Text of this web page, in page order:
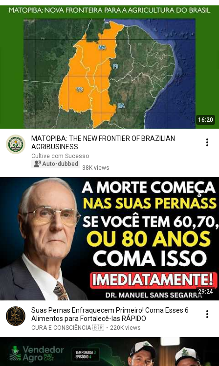
16:20
MATOPIBA: THE NEW FRONTIER OF BRAZILIAN
AGRIBUSINESS
Cultive com Sucesso
Auto-dubbed
38K views
29:24
Suas Pernas Enfraquecem Primeiro! Coma Esses 6
Alimentos para Fortalecê-las RÁPIDO
CURA E CONSCIÊNCIA 🇧🇷 • 220K views